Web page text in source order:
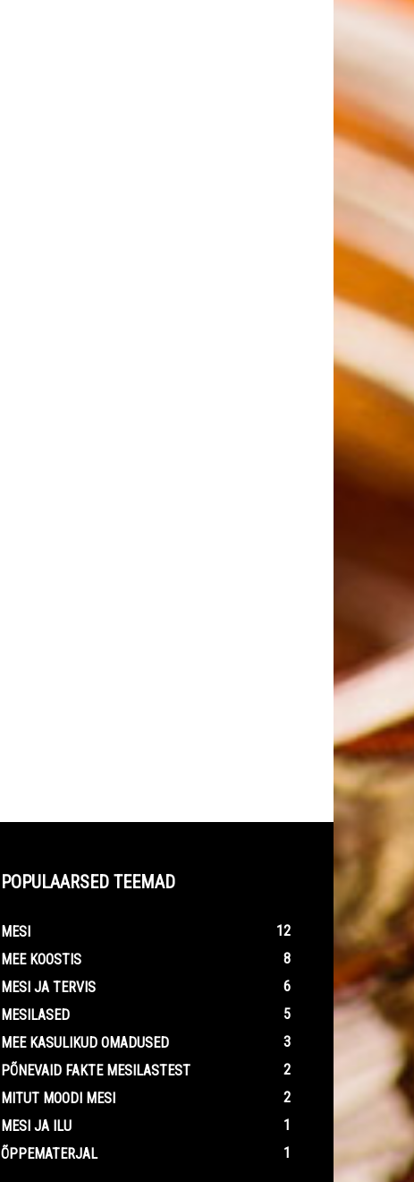
POPULAARSED TEEMAD
MESI
12
MEE KOOSTIS
8
MESI JA TERVIS
6
MESILASED
5
MEE KASULIKUD OMADUSED
3
PÕNEVAID FAKTE MESILASTEST
2
MITUT MOODI MESI
2
MESI JA ILU
1
ÕPPEMATERJAL
1